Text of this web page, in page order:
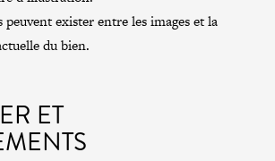
peuvent exister entre les images et la
du bien.
ET